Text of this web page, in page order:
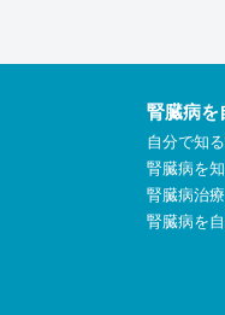
腎臓病を
自分で知
腎臓病を
腎臓病治
腎臓病を